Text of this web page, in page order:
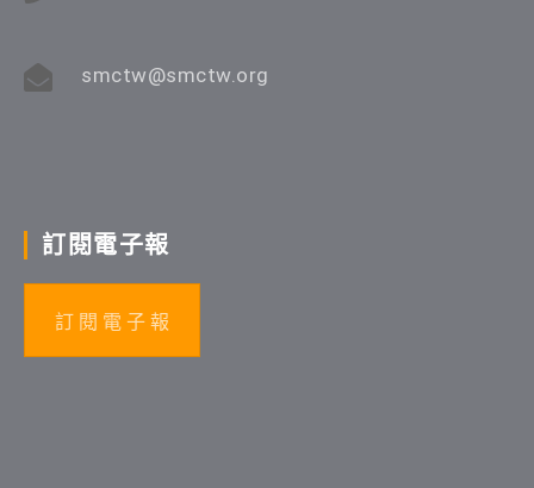
smctw@smctw.org
訂閱電子報
訂 閱 電 子 報